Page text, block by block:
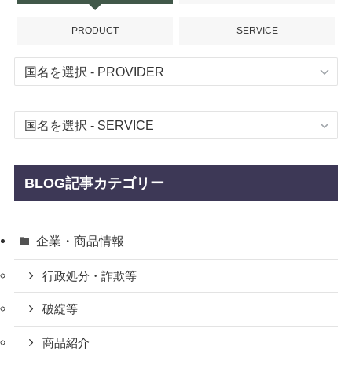
PRODUCT SERVICE
BLOG記事カテゴリー
企業・商品情報
行政処分・詐欺等
破綻等
商品紹介